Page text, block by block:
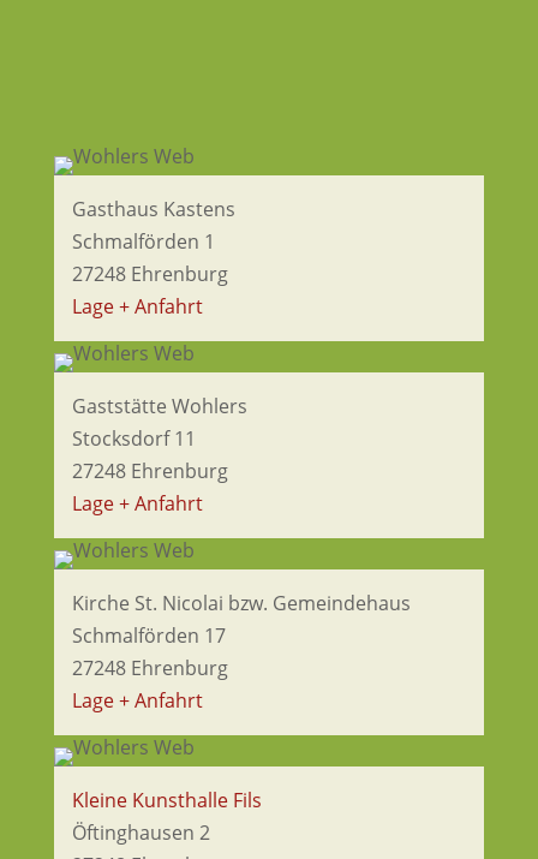
Gasthaus Kastens
Schmalförden 1
27248 Ehrenburg
Lage + Anfahrt
Gaststätte Wohlers
Stocksdorf 11
27248 Ehrenburg
Lage + Anfahrt
Kirche St. Nicolai bzw. Gemeindehaus
Schmalförden 17
27248 Ehrenburg
Lage + Anfahrt
Kleine Kunsthalle Fils
Öftinghausen 2